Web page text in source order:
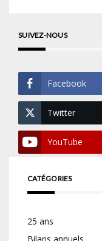
SUIVEZ-NOUS
Facebook
Twitter
YouTube
CATÉGORIES
25 ans